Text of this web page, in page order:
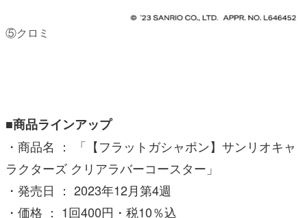
⑤クロミ
■商品ラインアップ
・商品名 ： 「【フラットガシャポン】サンリオキャ
ラクターズ クリアラバーコースター」
・発売日 ： 2023年12月第4週
・価格 ： 1回400円・税10％込